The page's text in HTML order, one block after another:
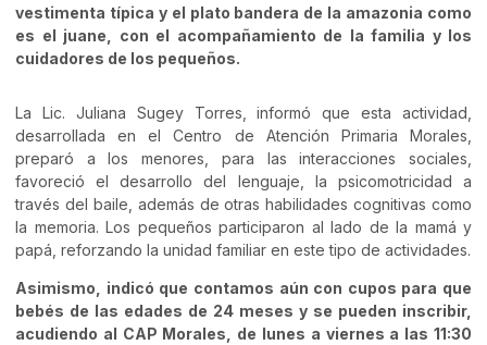
vestimenta típica y el plato bandera de la amazonia como
es el juane, con el acompañamiento de la familia y los
cuidadores de los pequeños.
La Lic. Juliana Sugey Torres, informó que esta actividad,
desarrollada en el Centro de Atención Primaria Morales,
preparó a los menores, para las interacciones sociales,
favoreció el desarrollo del lenguaje, la psicomotricidad a
través del baile, además de otras habilidades cognitivas como
la memoria. Los pequeños participaron al lado de la mamá y
papá, reforzando la unidad familiar en este tipo de actividades.
Asimismo, indicó que contamos aún con cupos para que
bebés de las edades de 24 meses y se pueden inscribir,
acudiendo al CAP Morales, de lunes a viernes a las 11:30